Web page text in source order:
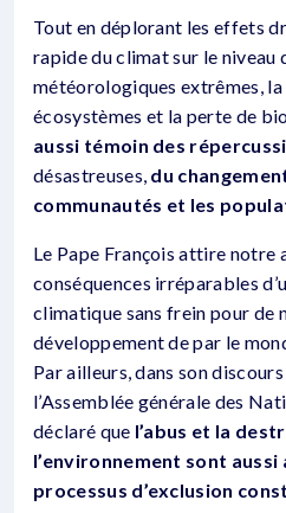
Tout en déplorant les effets
rapide du climat sur le niveau
météorologiques extrêmes,
écosystèmes et la perte de
aussi témoin des
désastreuses, du
communautés et les
Le Pape François attire notre
conséquences irréparables
climatique sans frein pour de
développement de par le
Par ailleurs, dans son
l’Assemblée générale des
déclaré que l’abus et la
l’environnement sont aussi
processus d’exclusion